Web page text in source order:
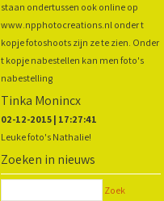
staan ondertussen ook online op
www.npphotocreations.nl onder t
kopje fotoshoots zijn ze te zien. Onder
t kopje nabestellen kan men foto's
nabestelling
Tinka Monincx
02-12-2015 | 17:27:41
Leuke foto's Nathalie!
Zoeken in nieuws
Zoek